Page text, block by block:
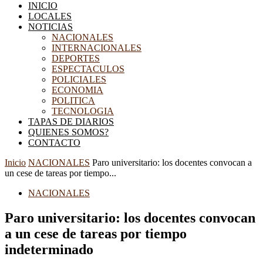
INICIO
LOCALES
NOTICIAS
NACIONALES
INTERNACIONALES
DEPORTES
ESPECTACULOS
POLICIALES
ECONOMIA
POLITICA
TECNOLOGIA
TAPAS DE DIARIOS
QUIENES SOMOS?
CONTACTO
Inicio NACIONALES Paro universitario: los docentes convocan a
un cese de tareas por tiempo...
NACIONALES
Paro universitario: los docentes convocan
a un cese de tareas por tiempo
indeterminado